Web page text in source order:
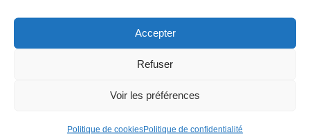
Accepter
Refuser
Voir les préférences
Politique de cookiesPolitique de confidentialité
HALTÉROPHILIE
AJOUTER AU PANIER